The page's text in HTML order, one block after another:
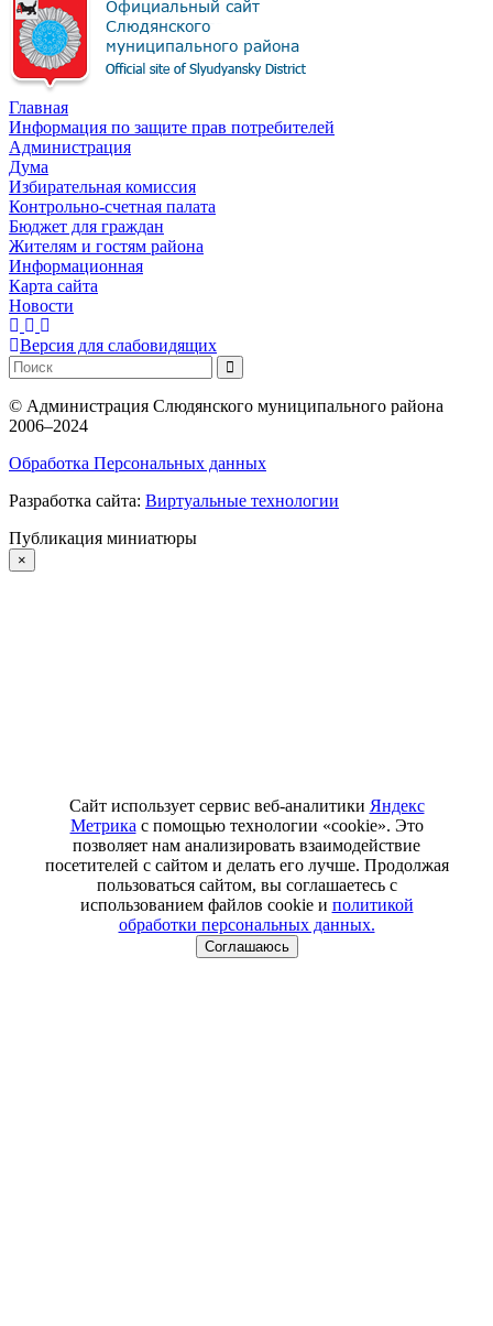
Главная
Информация по защите прав потребителей
Администрация
Дума
Избирательная комиссия
Контрольно-счетная палата
Бюджет для граждан
Жителям и гостям района
Информационная
Карта сайта
Новости
Версия для слабовидящих
© Администрация Слюдянского муниципального района
2006–2024
Обработка Персональных данных
Разработка сайта: Виртуальные технологии
Публикация миниатюры
×
Сайт использует сервис веб-аналитики Яндекс
Метрика с помощью технологии «cookie». Это
позволяет нам анализировать взаимодействие
посетителей с сайтом и делать его лучше. Продолжая
пользоваться сайтом, вы соглашаетесь с
использованием файлов cookie и политикой
обработки персональных данных.
Соглашаюсь